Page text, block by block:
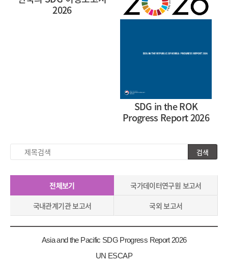
2026
SDG in the ROK
Progress Report 2026
제
검색
전체보기
국가데이터연구원 보고서
국내관계기관 보고서
국외 보고서
Asia and the Pacific SDG Progress Report 2026
UN ESCAP